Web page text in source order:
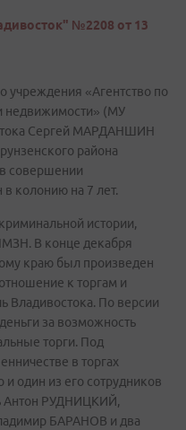
№2208 от 13
учреждения «Агентство по
недвижимости» (МУ
Сергей МАРДАНШИН
района
совершении
колонию на 7 лет.
истории,
В конце декабря
краю был произведен
к торгам и
Владивостока. По версии
за возможность
торги. Под
в торгах
один из его сотрудников
Антон РУДНИЦКИЙ,
БАРАНОВ и два